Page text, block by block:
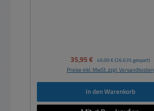
Verkaufspreis:
35,95 € Regulärer Preis:
49,00 € (26.63% gespart)
Preise inkl. MwSt. zzgl. Versandkosten
In den Warenkorb